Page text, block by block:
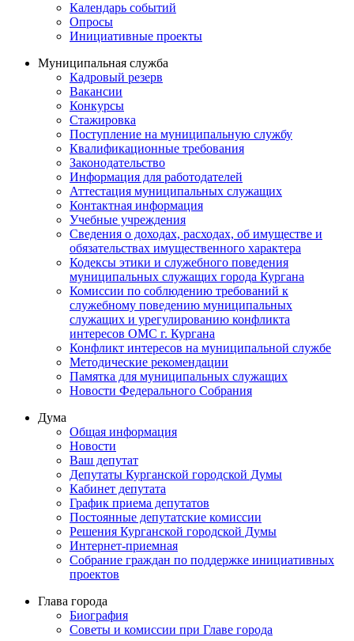
Календарь событий
Опросы
Инициативные проекты
Муниципальная служба
Кадровый резерв
Вакансии
Конкурсы
Стажировка
Поступление на муниципальную службу
Квалификационные требования
Законодательство
Информация для работодателей
Аттестация муниципальных служащих
Контактная информация
Учебные учреждения
Сведения о доходах, расходах, об имуществе и
обязательствах имущественного характера
Кодексы этики и служебного поведения
муниципальных служащих города Кургана
Комиссии по соблюдению требований к
служебному поведению муниципальных
служащих и урегулированию конфликта
интересов ОМС г. Кургана
Конфликт интересов на муниципальной службе
Методические рекомендации
Памятка для муниципальных служащих
Новости Федерального Cобрания
Дума
Общая информация
Новости
Ваш депутат
Депутаты Курганской городской Думы
Кабинет депутата
График приема депутатов
Постоянные депутатские комиссии
Решения Курганской городской Думы
Интернет-приемная
Собрание граждан по поддержке инициативных
проектов
Глава города
Биография
Советы и комиссии при Главе города